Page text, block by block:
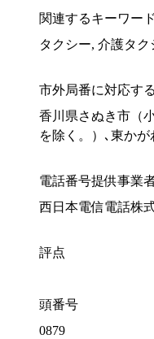
関連するキーワード
タクシー, 介護タク
市外局番に対応す
香川県さぬき市（
を除く。）､東か
電話番号提供事業
西日本電信電話株
評点
頭番号
0879